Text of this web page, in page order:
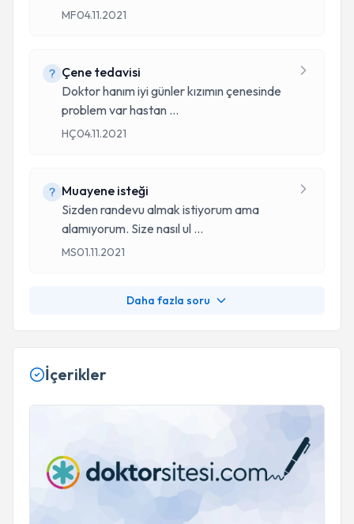
MF04.11.2021
Çene tedavisi
Doktor hanım iyi günler kızımın çenesinde
problem var hastan ...
HÇ04.11.2021
Muayene isteği
Sizden randevu almak istiyorum ama
alamıyorum. Size nasıl ul ...
MS01.11.2021
Daha fazla soru
İçerikler